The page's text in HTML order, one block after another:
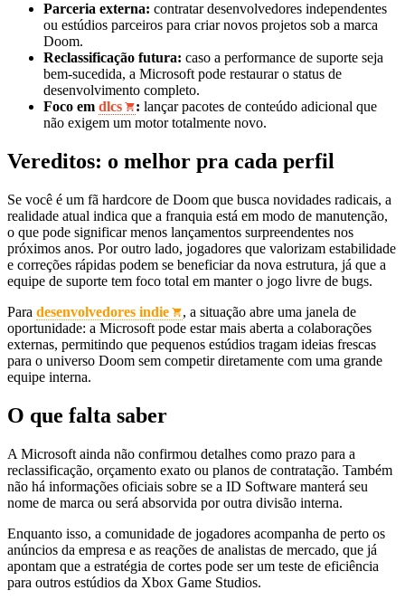
Parceria externa: contratar desenvolvedores independentes
ou estúdios parceiros para criar novos projetos sob a marca
Doom.
Reclassificação futura: caso a performance de suporte seja
bem‑sucedida, a Microsoft pode restaurar o status de
desenvolvimento completo.
Foco em dlcs : lançar pacotes de conteúdo adicional que
não exigem um motor totalmente novo.
Vereditos: o melhor pra cada perfil
Se você é um fã hardcore de Doom que busca novidades radicais, a
realidade atual indica que a franquia está em modo de manutenção,
o que pode significar menos lançamentos surpreendentes nos
próximos anos. Por outro lado, jogadores que valorizam estabilidade
e correções rápidas podem se beneficiar da nova estrutura, já que a
equipe de suporte tem foco total em manter o jogo livre de bugs.
Para desenvolvedores indie
, a situação abre uma janela de
oportunidade: a Microsoft pode estar mais aberta a colaborações
externas, permitindo que pequenos estúdios tragam ideias frescas
para o universo Doom sem competir diretamente com uma grande
equipe interna.
O que falta saber
A Microsoft ainda não confirmou detalhes como prazo para a
reclassificação, orçamento exato ou planos de contratação. Também
não há informações oficiais sobre se a ID Software manterá seu
nome de marca ou será absorvida por outra divisão interna.
Enquanto isso, a comunidade de jogadores acompanha de perto os
anúncios da empresa e as reações de analistas de mercado, que já
apontam que a estratégia de cortes pode ser um teste de eficiência
para outros estúdios da Xbox Game Studios.